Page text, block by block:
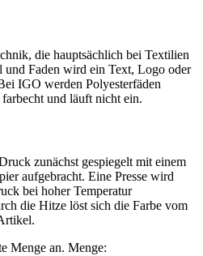
die hauptsächlich bei Textilien
Faden wird ein Text, Logo oder
IGO werden Polyesterfäden
und läuft nicht ein.
zunächst gespiegelt mit einem
aufgebracht. Eine Presse wird
bei hoher Temperatur
die Hitze löst sich die Farbe vom
Menge an. Menge: